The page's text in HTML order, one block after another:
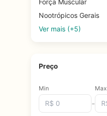
Força Muscular
Nootrópicos Gerais
Ver mais (+5)
Preço
Min
-
Max